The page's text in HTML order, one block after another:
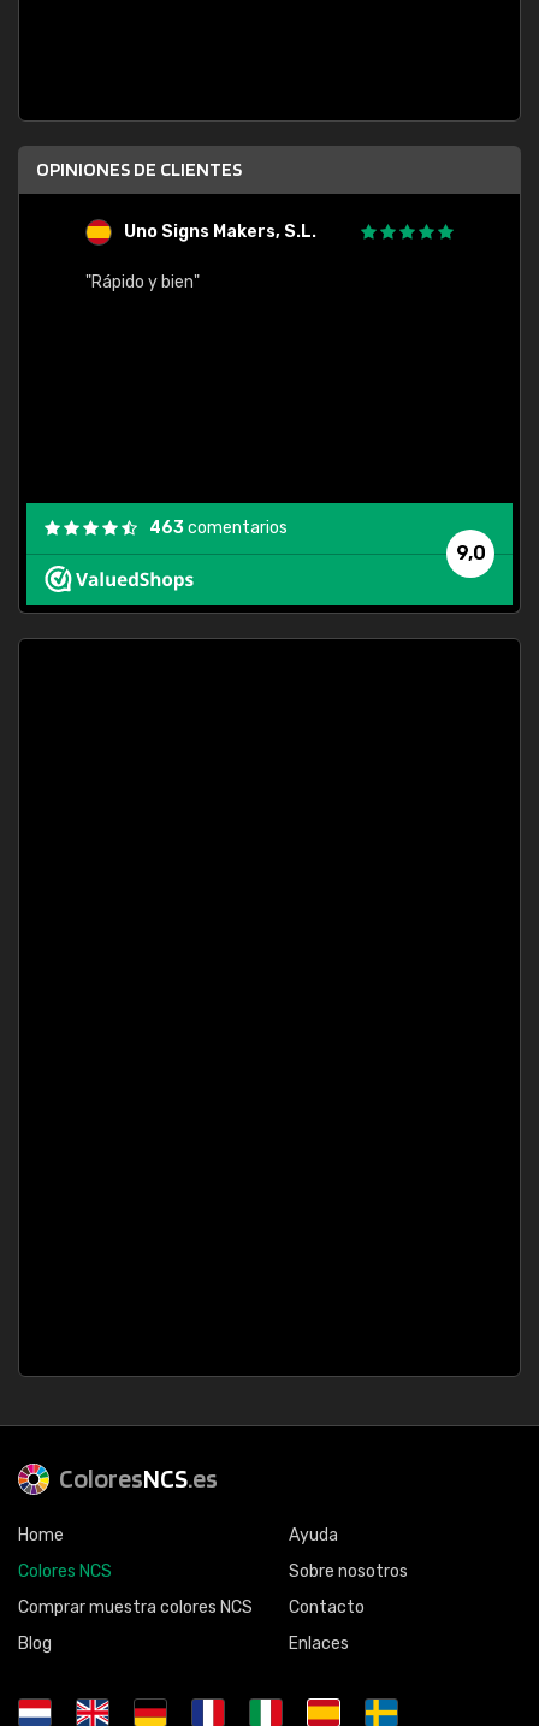
OPINIONES DE CLIENTES
Uno Signs Makers, S.L.
"Rápido y bien"
9,0
463comentarios
ColoresNCS.es
Home
Colores NCS
Comprar muestra colores NCS
Blog
Ayuda
Sobre nosotros
Contacto
Enlaces